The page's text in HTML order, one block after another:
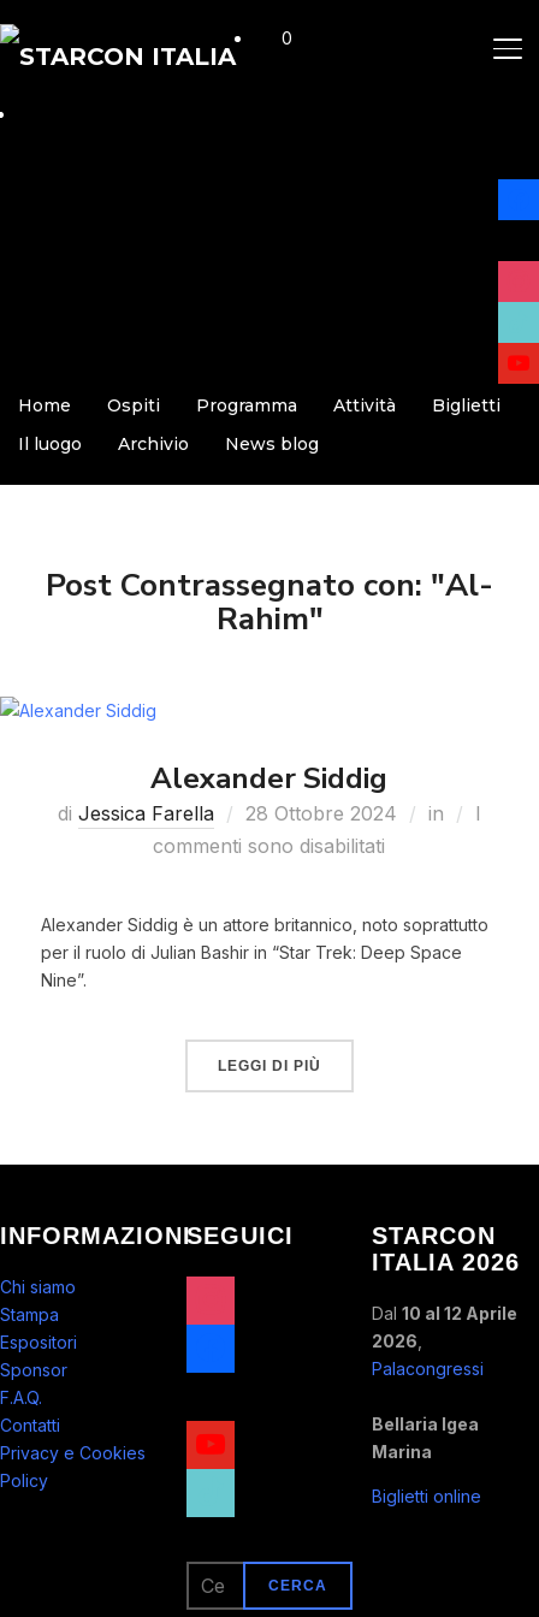
0
Home Ospiti Programma Attività
Biglietti
Il luogo
Archivio News blog
Post Contrassegnato con: "Al-
Rahim"
Alexander Siddig
di Jessica Farella 28 Ottobre 2024 in
I
commenti sono disabilitati
Alexander Siddig è un attore britannico, noto soprattutto
per il ruolo di Julian Bashir in “Star Trek: Deep Space
Nine”.
LEGGI DI PIÙ
INFORMAZIONI
Chi siamo
Stampa
Espositori
Sponsor
F.A.Q.
Contatti
Privacy e Cookies
Policy
SEGUICI
youtube
Ricerca
STARCON
ITALIA 2026
Dal10 al 12 Aprile
2026
Palacongressi
Bellaria Igea
Marina
Biglietti online